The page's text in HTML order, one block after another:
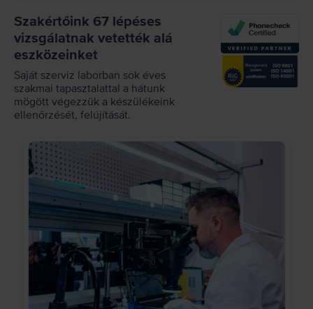
Szakértőink 67 lépéses
vizsgálatnak vetették alá
eszközeinket
Saját szerviz laborban sok éves
szakmai tapasztalattal a hátunk
mögött végezzük a készülékeink
ellenőrzését, felújítását.